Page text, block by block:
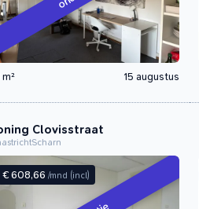
15 augustus
Clovisstraat
Scharn
€ 608,66/mnd (incl)